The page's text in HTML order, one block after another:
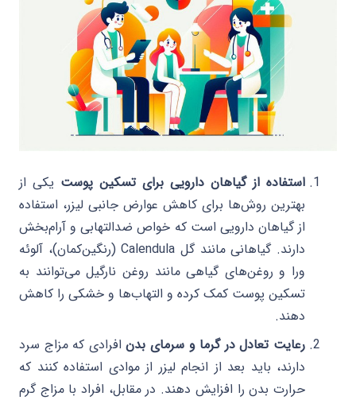
استفاده از گیاهان دارویی برای تسکین پوست یکی از
بهترین روش‌ها برای کاهش عوارض جانبی لیزر، استفاده
از گیاهان دارویی است که خواص ضدالتهابی و آرام‌بخش
دارند. گیاهانی مانند گل Calendula (رنگین‌کمان)، آلوئه
ورا و روغن‌های گیاهی مانند روغن نارگیل می‌توانند به
تسکین پوست کمک کرده و التهاب‌ها و خشکی را کاهش
دهند.
رعایت تعادل در گرما و سرمای بدنافرادی که مزاج سرد
دارند، باید بعد از انجام لیزر از موادی استفاده کنند که
حرارت بدن را افزایش دهند. در مقابل، افراد با مزاج گرم